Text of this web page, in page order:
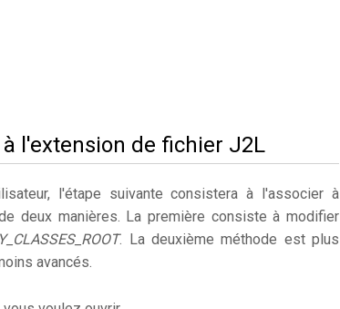
l'extension de fichier J2L
l'étape suivante consistera à l'associer à
deux manières. La première consiste à modifier
. La deuxième méthode est plus
avancés.